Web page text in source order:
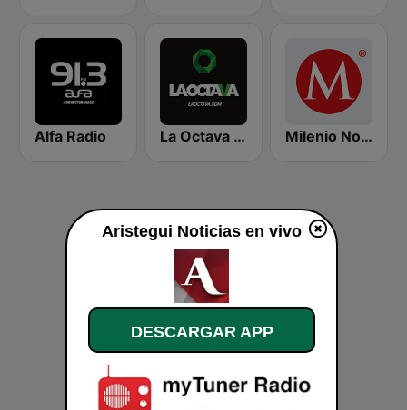
Alfa Radio La Octava 88.1 FM Milenio Noticias 1090 AM
Aristegui Noticias en vivo
DESCARGAR APP